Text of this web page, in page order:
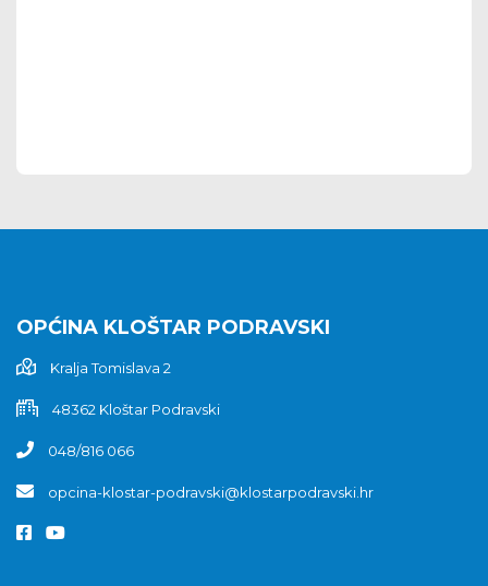
OPĆINA KLOŠTAR PODRAVSKI
Kralja Tomislava 2
48362 Kloštar Podravski
048/816 066
opcina-klostar-podravski@klostarpodravski.hr